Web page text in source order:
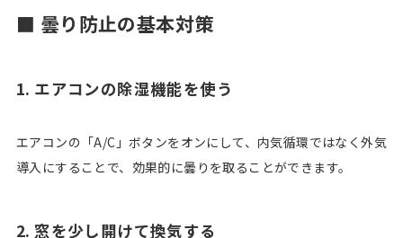
■ 曇り防止の基本対策
1. エアコンの除湿機能を使う
エアコンの「A/C」ボタンをオンにして、内気循環ではなく外気
導入にすることで、効果的に曇りを取ることができます。
2. 窓を少し開けて換気する